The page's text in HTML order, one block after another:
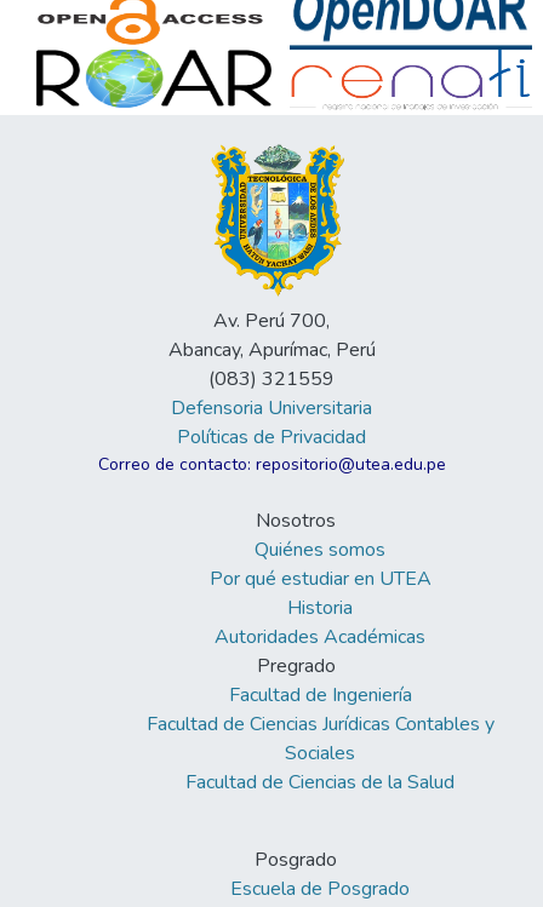
Av. Perú 700,
Abancay, Apurímac, Perú
(083) 321559
Defensoria Universitaria
Políticas de Privacidad
Correo de contacto: repositorio@utea.edu.pe
Nosotros
Quiénes somos
Por qué estudiar en UTEA
Historia
Autoridades Académicas
Pregrado
Facultad de Ingeniería
Facultad de Ciencias Jurídicas Contables y
Sociales
Facultad de Ciencias de la Salud
Posgrado
Escuela de Posgrado